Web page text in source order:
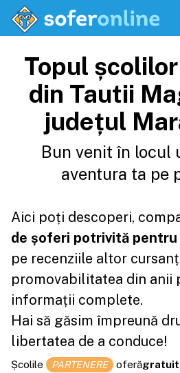
Topul
din Tautii
județul
Bun venit în locul
aventura ta pe
Aici poți descoperi,
de șoferi potrivită
pe recenziile altor
promovabilitatea din anii
informații complete.
Hai să găsim împreună
libertatea de a conduce!
Școlile PARTENERE oferăgratuit